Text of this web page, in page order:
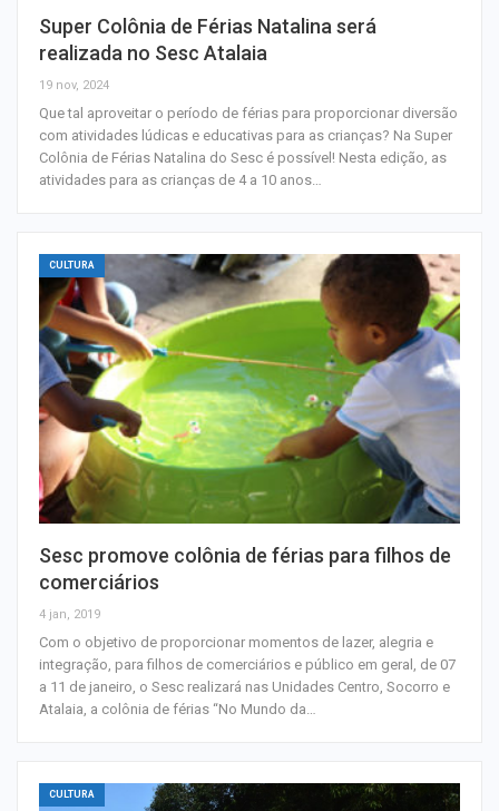
Super Colônia de Férias Natalina será
realizada no Sesc Atalaia
19 nov, 2024
Que tal aproveitar o período de férias para proporcionar diversão
com atividades lúdicas e educativas para as crianças? Na Super
Colônia de Férias Natalina do Sesc é possível! Nesta edição, as
atividades para as crianças de 4 a 10 anos…
CULTURA
Sesc promove colônia de férias para filhos de
comerciários
4 jan, 2019
Com o objetivo de proporcionar momentos de lazer, alegria e
integração, para filhos de comerciários e público em geral, de 07
a 11 de janeiro, o Sesc realizará nas Unidades Centro, Socorro e
Atalaia, a colônia de férias “No Mundo da…
CULTURA